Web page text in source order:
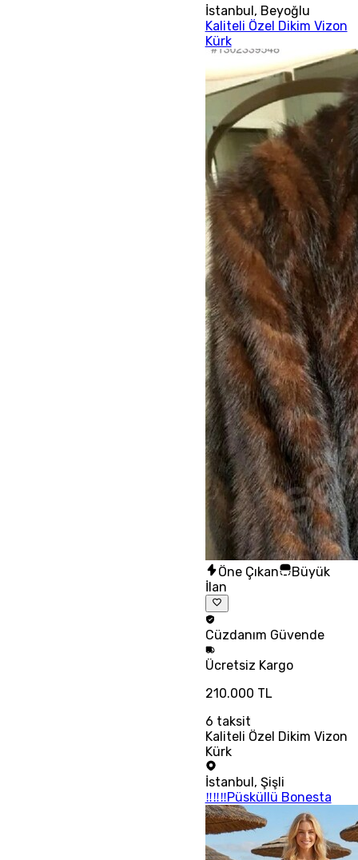
İstanbul, Beyoğlu
Kaliteli Özel Dikim Vizon
Kürk
Öne Çıkan
Büyük
İlan
Cüzdanım Güvende
Ücretsiz Kargo
210.000 TL
6 taksit
Kaliteli Özel Dikim Vizon
Kürk
İstanbul , Şişli
‼‼‼Püsküllü Bonesta